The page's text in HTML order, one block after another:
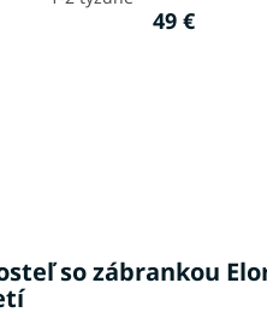
49 €
so zábrankou